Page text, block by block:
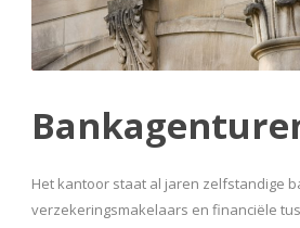
Het kantoor staat al jaren zelfstandige
verzekeringsmakelaars en financiële